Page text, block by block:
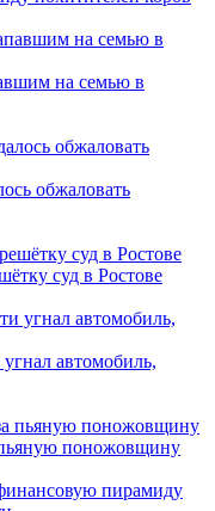
на семью в
обжаловать
суд в Ростове
автомобиль,
пьяную поножовщину